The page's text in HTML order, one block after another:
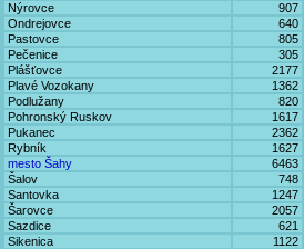
Nýrovce
907
Ondrejovce
640
Pastovce
805
Pečenice
305
Plášťovce
2177
Plavé Vozokany
1362
Podlužany
820
Pohronský Ruskov
1617
Pukanec
2362
Rybník
1627
mesto Šahy
6463
Šalov
748
Santovka
1247
Šarovce
2057
Sazdice
621
Sikenica
1122